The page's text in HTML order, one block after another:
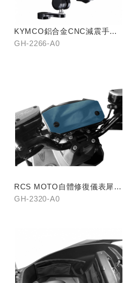
KYMCO鋁合金CNC減震手機
架
GH-2266-A0
RCS MOTO自體修復儀表犀牛
皮(適用RTS系列)
GH-2320-A0